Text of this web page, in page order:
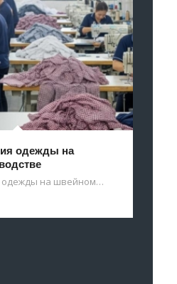
одежды на
одежды на швейном…